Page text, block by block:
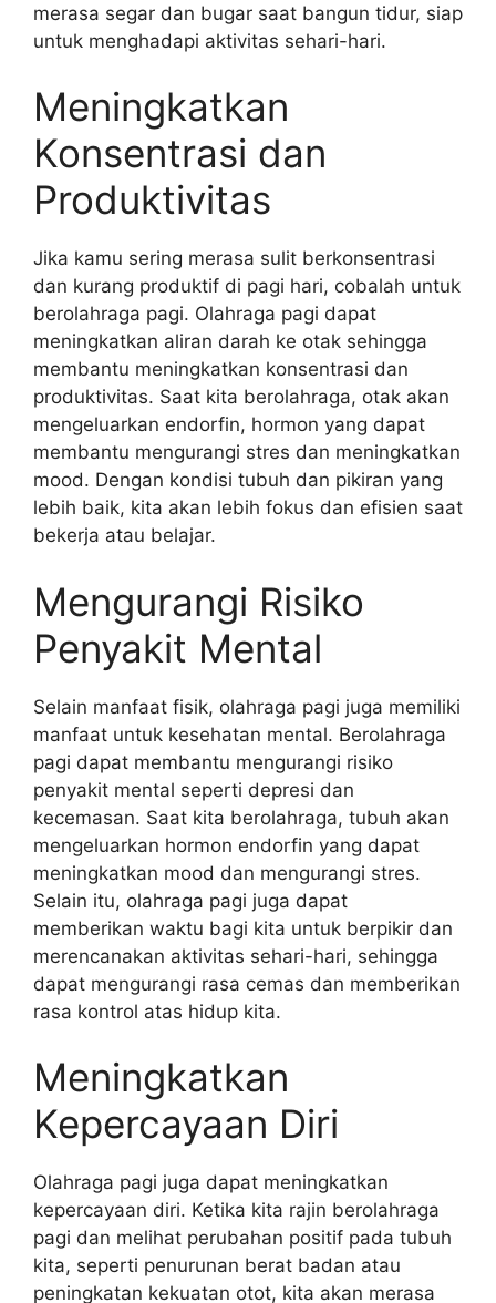
merasa segar dan bugar saat bangun tidur, siap
untuk menghadapi aktivitas sehari-hari.
Meningkatkan
Konsentrasi dan
Produktivitas
Jika kamu sering merasa sulit berkonsentrasi
dan kurang produktif di pagi hari, cobalah untuk
berolahraga pagi. Olahraga pagi dapat
meningkatkan aliran darah ke otak sehingga
membantu meningkatkan konsentrasi dan
produktivitas. Saat kita berolahraga, otak akan
mengeluarkan endorfin, hormon yang dapat
membantu mengurangi stres dan meningkatkan
mood. Dengan kondisi tubuh dan pikiran yang
lebih baik, kita akan lebih fokus dan efisien saat
bekerja atau belajar.
Mengurangi Risiko
Penyakit Mental
Selain manfaat fisik, olahraga pagi juga memiliki
manfaat untuk kesehatan mental. Berolahraga
pagi dapat membantu mengurangi risiko
penyakit mental seperti depresi dan
kecemasan. Saat kita berolahraga, tubuh akan
mengeluarkan hormon endorfin yang dapat
meningkatkan mood dan mengurangi stres.
Selain itu, olahraga pagi juga dapat
memberikan waktu bagi kita untuk berpikir dan
merencanakan aktivitas sehari-hari, sehingga
dapat mengurangi rasa cemas dan memberikan
rasa kontrol atas hidup kita.
Meningkatkan
Kepercayaan Diri
Olahraga pagi juga dapat meningkatkan
kepercayaan diri. Ketika kita rajin berolahraga
pagi dan melihat perubahan positif pada tubuh
kita, seperti penurunan berat badan atau
peningkatan kekuatan otot, kita akan merasa